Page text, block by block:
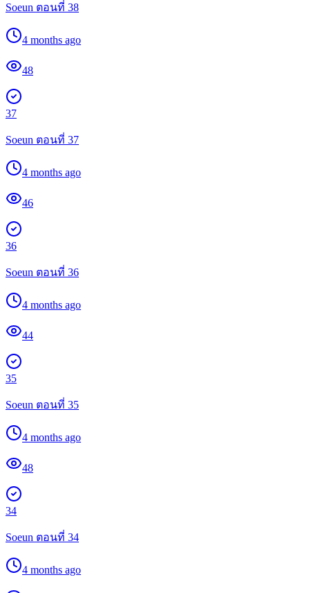
Soeun ตอนที่ 38
4 months ago
48
37
Soeun ตอนที่ 37
4 months ago
46
36
Soeun ตอนที่ 36
4 months ago
44
35
Soeun ตอนที่ 35
4 months ago
48
34
Soeun ตอนที่ 34
4 months ago